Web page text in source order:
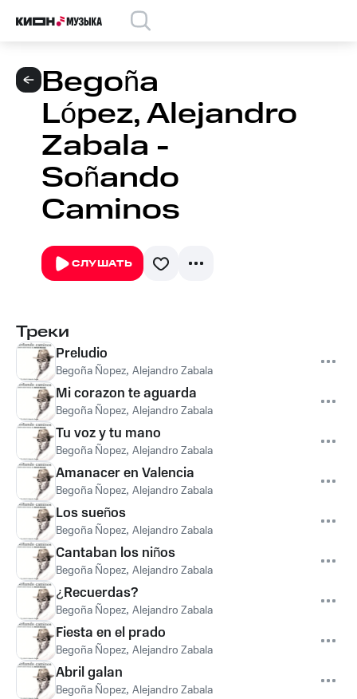
Begoña
López, Alejandro
Zabala -
Soñando
Caminos
СЛУШАТЬ
Треки
Preludio
Begoña Ñopez, Alejandro Zabala
Mi corazon te aguarda
Begoña Ñopez, Alejandro Zabala
Tu voz y tu mano
Begoña Ñopez, Alejandro Zabala
Amanacer en Valencia
Begoña Ñopez, Alejandro Zabala
Los sueños
Begoña Ñopez, Alejandro Zabala
Cantaban los niños
Begoña Ñopez, Alejandro Zabala
¿Recuerdas?
Begoña Ñopez, Alejandro Zabala
Fiesta en el prado
Begoña Ñopez, Alejandro Zabala
Abril galan
Begoña Ñopez, Alejandro Zabala